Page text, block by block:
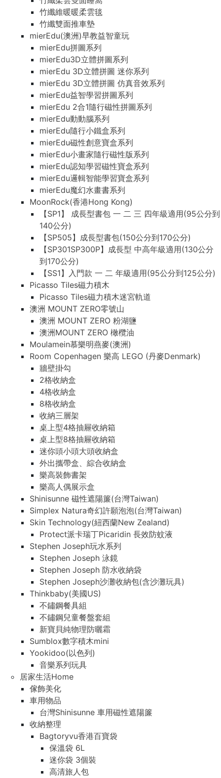
竹纖維暖暖柔雲毯
竹纖雙面推車墊
mierEdu(澳洲)早教益智童玩
mierEdu拼圖系列
mierEdu3D立體拼圖系列
mierEdu 3D立體拼圖 迷你系列
mierEdu 3D立體拼圖 仿真音效系列
mierEdu益智學習拼圖系列
mierEdu 2合1隨行磁性拼圖系列
mierEdu動動腦系列
mierEdu隨行小鐵盒系列
mierEdu磁性創意寶盒系列
mierEdu小畫家隨行磁性版系列
mierEdu認知學習磁性寶盒系列
mierEdu邏輯智能學習寶盒系列
mierEdu魔幻水畫書系列
MoonRock(香港Hong Kong)
【SP1】 成長型書包 一 二 三 四年級適用(95公分到
140公分)
【SP505】成長型書包(150公分到170公分)
【SP301SP300P】成長型 中高年級適用(130公分
到170公分)
【SS1】入門款 一 二 年級適用(95公分到125公分)
Picasso Tiles磁力積木
Picasso Tiles磁力積木迷宮軌道
澳洲 MOUNT ZERO零號山
澳洲 MOUNT ZERO 粉湖鹽
澳洲MOUNT ZERO 橄欖油
Moulamein慕樂明燕麥(澳洲)
Room Copenhagen 樂高 LEGO (丹麥Denmark)
牆壁掛勾
2格收納盒
4格收納盒
8格收納盒
收納三層架
桌上型4格抽屜收納箱
桌上型8格抽屜收納箱
迷你頭小頭大頭收納盒
外出攜帶盒、綜合收納盒
樂高裝飾書架
樂高人偶展示盒
Shinisunne 磁性遮陽簾(台灣Taiwan)
Simplex Natura奇幻許願泡泡(台灣Taiwan)
Skin Technology(紐西蘭New Zealand)
Protect派卡瑞丁Picaridin 長效防蚊液
Stephen Joseph玩水系列
Stephen Joseph 泳鏡
Stephen Joseph 防水收納袋
Stephen Joseph沙灘收納包(含沙灘玩具)
Thinkbaby(美國US)
不鏽鋼餐具組
不鏽鋼兒童餐盤套組
新寶貝純物理防曬霜
Sumblox數字積木mini
Yookidoo(以色列)
音樂系列玩具
居家生活Home
傢飾美化
車用物品
台灣Shinisunne 車用磁性遮陽簾
收納整理
Bagtoryvu香港百寶袋
保溫袋 6L
迷你袋 3個裝
高清旅人包